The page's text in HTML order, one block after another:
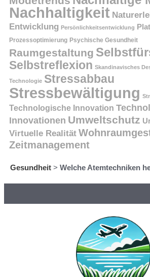
Nachhaltigkeit
Entwicklung Persönlichkeitsentwicklung
Prozessoptimierung Psychische Gesundheit
Raumgestaltung
Selbstreflexion Skandinavisches
Technologie Stressabbau
Stressbewältigung
Technologische Innovation
Innovationen Umweltschutz
Virtuelle Realität
Zeitmanagement
Gesundheit> Welche Atemtechniken